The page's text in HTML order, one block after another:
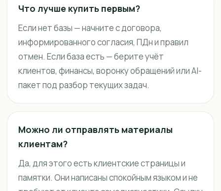
Что лучше купить первым?
Если нет базы — начните с договора,
информированного согласия, ПДн и правил
отмен. Если база есть — берите учёт
клиентов, финансы, воронку обращений или AI-
пакет под разбор текущих задач.
Можно ли отправлять материалы
клиентам?
Да, для этого есть клиентские страницы и
памятки. Они написаны спокойным языком и не